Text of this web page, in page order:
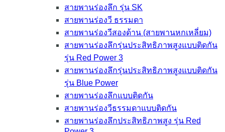
สายพานร่องลึก รุ่น SK
สายพานร่องวี ธรรมดา
สายพานร่องวีสองด้าน (สายพานหกเหลี่ยม)
สายพานร่องลึกรุ่นประสิทธิภาพสูงแบบติดกัน
รุ่น Red Power 3
สายพานร่องลึกรุ่นประสิทธิภาพสูงแบบติดกัน
รุ่น Blue Power
สายพานร่องลึกแบบติดกัน
สายพานร่องวีธรรมดาแบบติดกัน
สายพานร่องลึกประสิทธิภาพสูง รุ่น Red